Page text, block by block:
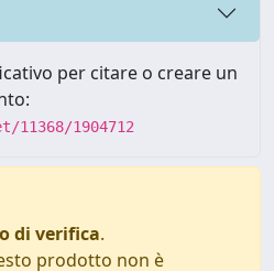
per citare o creare un
1904712
di verifica.
prodotto non è